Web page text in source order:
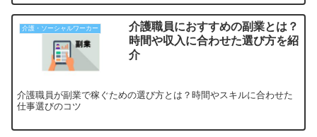
介護・ソーシャルワーカー
介護職員におすすめの副業とは？
時間や収入に合わせた選び方を紹
介
介護職員が副業で稼ぐための選び方とは？時間やスキルに合わせた
仕事選びのコツ